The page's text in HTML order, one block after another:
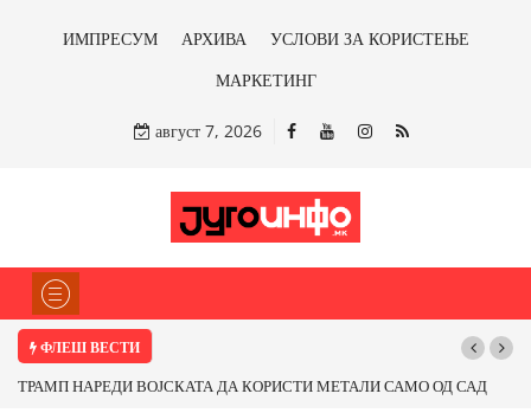
ИМПРЕСУМ АРХИВА
УСЛОВИ ЗА КОРИСТЕЊЕ
МАРКЕТИНГ
август 7, 2026
ФЛЕШ ВЕСТИ
ТРАМП НАРЕДИ ВОЈСКАТА ДА КОРИСТИ МЕТАЛИ САМО ОД САД